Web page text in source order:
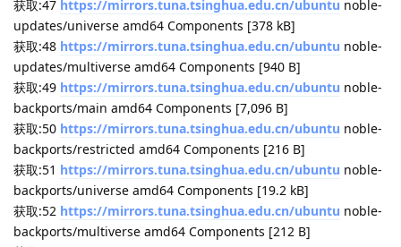
命中:9http://archive.ubuntu.com/ubuntunoble InRelease
命中:10https://packages.lunarg.com/vulkan/1.3.296
InRelease
获取:11https://mirrors.tuna.tsinghua.edu.cn/ubuntu
backports InRelease [126 kB]
获取:12https://packages.microsoft.com/ubuntu/22.04/prod
jammy/main amd64 Packages [255 kB]
获取:13http://security.ubuntu.com/ubuntunoble-security
InRelease [126 kB]
获取:14https://mirrors.tuna.tsinghua.edu.cn/ubuntu
proposed InRelease [265 kB]
命中:15http://ddebs.ubuntu.comnoble InRelease